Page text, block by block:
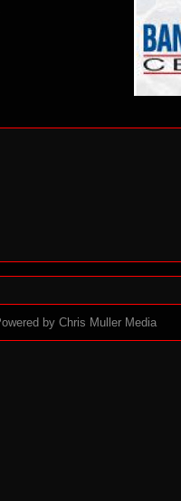
by Chris Muller Media